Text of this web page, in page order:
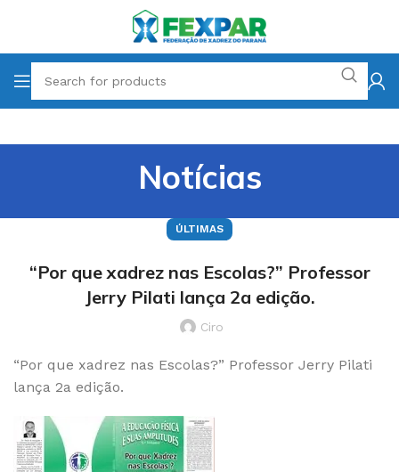
Notícias
ÚLTIMAS
“Por que xadrez nas Escolas?” Professor
Jerry Pilati lança 2a edição.
Ciro
“Por que xadrez nas Escolas?” Professor Jerry Pilati
lança 2a edição.